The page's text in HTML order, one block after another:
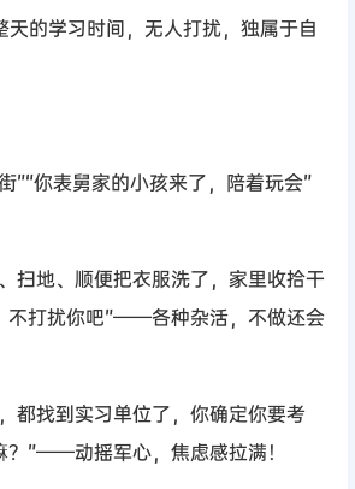
天的学习时间，无人打扰，独属于自
”“你表舅家的小孩来了，陪着玩会”
扫地、顺便把衣服洗了，家里收拾干
不打扰你吧”——各种杂活，不做还会
都找到实习单位了，你确定你要考
？”——动摇军心，焦虑感拉满！